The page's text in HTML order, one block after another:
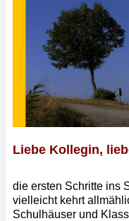
Liebe Kollegin,
die ersten Schritte ins
vielleicht kehrt
Schulhäuser und